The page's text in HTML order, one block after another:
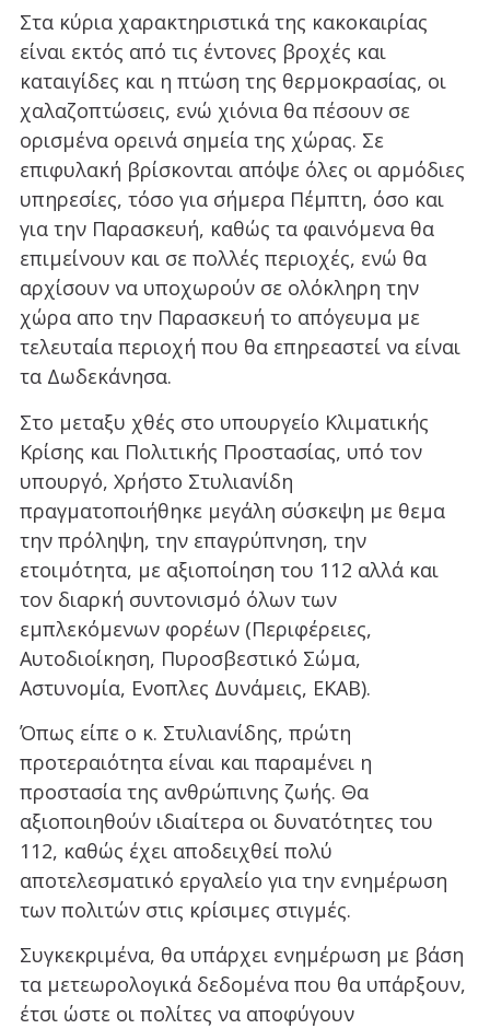
Στα κύρια χαρακτηριστικά της κακοκαιρίας
είναι εκτός από τις έντονες βροχές και
καταιγίδες και η πτώση της θερμοκρασίας, οι
χαλαζοπτώσεις, ενώ χιόνια θα πέσουν σε
ορισμένα ορεινά σημεία της χώρας. Σε
επιφυλακή βρίσκονται απόψε όλες οι αρμόδιες
υπηρεσίες, τόσο για σήμερα Πέμπτη, όσο και
για την Παρασκευή, καθώς τα φαινόμενα θα
επιμείνουν και σε πολλές περιοχές, ενώ θα
αρχίσουν να υποχωρούν σε ολόκληρη την
χώρα απο την Παρασκευή το απόγευμα με
τελευταία περιοχή που θα επηρεαστεί να είναι
τα Δωδεκάνησα.
Στο μεταξυ χθές στο υπουργείο Κλιματικής
Κρίσης και Πολιτικής Προστασίας, υπό τον
υπουργό, Χρήστο Στυλιανίδη
πραγματοποιήθηκε μεγάλη σύσκεψη με θεμα
την πρόληψη, την επαγρύπνηση, την
ετοιμότητα, με αξιοποίηση του 112 αλλά και
τον διαρκή συντονισμό όλων των
εμπλεκόμενων φορέων (Περιφέρειες,
Αυτοδιοίκηση, Πυροσβεστικό Σώμα,
Αστυνομία, Ενοπλες Δυνάμεις, ΕΚΑΒ).
Όπως είπε ο κ. Στυλιανίδης, πρώτη
προτεραιότητα είναι και παραμένει η
προστασία της ανθρώπινης ζωής. Θα
αξιοποιηθούν ιδιαίτερα οι δυνατότητες του
112, καθώς έχει αποδειχθεί πολύ
αποτελεσματικό εργαλείο για την ενημέρωση
των πολιτών στις κρίσιμες στιγμές.
Συγκεκριμένα, θα υπάρχει ενημέρωση με βάση
τα μετεωρολογικά δεδομένα που θα υπάρξουν,
έτσι ώστε οι πολίτες να αποφύγουν